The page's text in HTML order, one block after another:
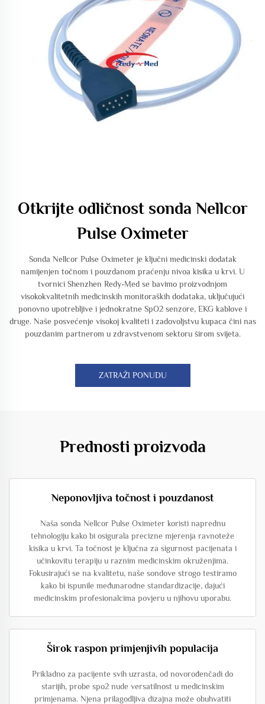
Otkrijte odličnost sonda Nellcor
Pulse Oximeter
Sonda Nellcor Pulse Oximeter je ključni medicinski dodatak
namijenjen točnom i pouzdanom praćenju nivoa kisika u krvi. U
tvornici Shenzhen Redy-Med se bavimo proizvodnjom
visokokvalitetnih medicinskih monitoraških dodataka, uključujući
ponovno upotrebljive i jednokratne SpO2 senzore, EKG kablove i
druge. Naše posvećenje visokoj kvaliteti i zadovoljstvu kupaca čini nas
pouzdanim partnerom u zdravstvenom sektoru širom svijeta.
ZATRAŽI PONUDU
Prednosti proizvoda
Neponovljiva točnost i pouzdanost
Naša sonda Nellcor Pulse Oximeter koristi naprednu
tehnologiju kako bi osigurala precizne mjerenja ravnoteže
kisika u krvi. Ta točnost je ključna za sigurnost pacijenata i
učinkovitu terapiju u raznim medicinskim okruženjima.
Fokusirajući se na kvalitetu, naše sondove strogo testiramo
kako bi ispunile međunarodne standardizacije, dajući
medicinskim profesionalcima povjeru u njihovu uporabu.
Širok raspon primjenjivih populacija
Prikladno za pacijente svih uzrasta, od novorođenčadi do
starijih, probe spo2 nude versatilnost u medicinskim
primjenama. Njena prilagodljiva dizajna može obuhvatiti